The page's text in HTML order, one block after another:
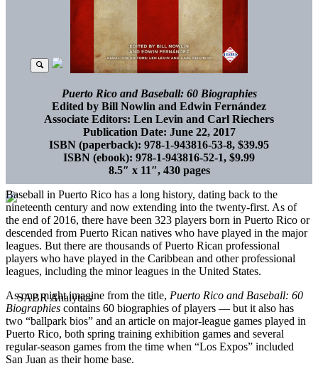
Puerto Rico and Baseball: 60 Biographies
Edited by Bill Nowlin and Edwin Fernández
Associate Editors: Len Levin and Carl Riechers
Publication Date: June 22, 2017
ISBN (paperback): 978-1-943816-53-8, $39.95
ISBN (ebook): 978-1-943816-52-1, $9.99
8.5″ x 11″, 430 pages
Baseball in Puerto Rico has a long history, dating back to the
nineteenth century and now extending into the twenty-first. As of
the end of 2016, there have been 323 players born in Puerto Rico or
descended from Puerto Rican natives who have played in the major
leagues. But there are thousands of Puerto Rican professional
players who have played in the Caribbean and other professional
leagues, including the minor leagues in the United States.
As one might imagine from the title, Puerto Rico and Baseball: 60
Biographies contains 60 biographies of players — but it also has
two “ballpark bios” and an article on major-league games played in
Puerto Rico, both spring training exhibition games and several
regular-season games from the time when “Los Expos” included
San Juan as their home base.